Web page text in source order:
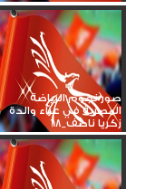
صور نجوم الرياضة
المصرية في عزاء والدة
زكريا ناصف_68